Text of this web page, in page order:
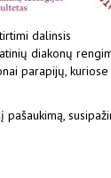
dalinsis
diakonų
parapijų, kuriose